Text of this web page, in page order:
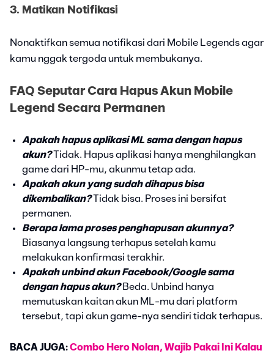
3. Matikan Notifikasi
Nonaktifkan semua notifikasi dari Mobile Legends agar
kamu nggak tergoda untuk membukanya.
FAQ Seputar Cara Hapus Akun Mobile
Legend Secara Permanen
Apakah hapus aplikasi ML sama dengan hapus
akun?Tidak. Hapus aplikasi hanya menghilangkan
game dari HP-mu, akunmu tetap ada.
Apakah akun yang sudah dihapus bisa
dikembalikan?Tidak bisa. Proses ini bersifat
permanen.
Berapa lama proses penghapusan akunnya?
Biasanya langsung terhapus setelah kamu
melakukan konfirmasi terakhir.
Apakah unbind akun Facebook/Google sama
dengan hapus akun?Beda. Unbind hanya
memutuskan kaitan akun ML-mu dari platform
tersebut, tapi akun game-nya sendiri tidak terhapus.
BACA JUGA:Combo Hero Nolan, Wajib Pakai Ini Kalau